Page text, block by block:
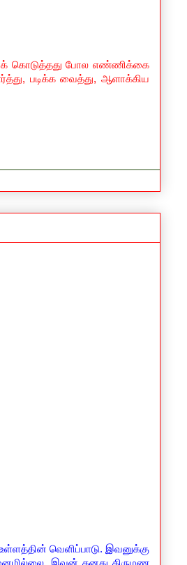
கொடுத்தது போல எண்ணிக்கை
படிக்க வைத்து, ஆளாக்கிய
வெளிப்பாடு. இவனுக்கு
இவன் தனது திருமண